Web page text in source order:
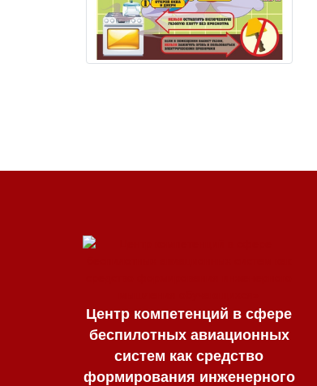
Центр компетенций в сфере
беспилотных авиационных
систем как средство
формирования инженерного